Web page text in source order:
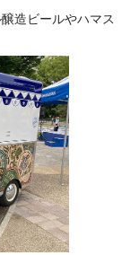
造ビールやハマス